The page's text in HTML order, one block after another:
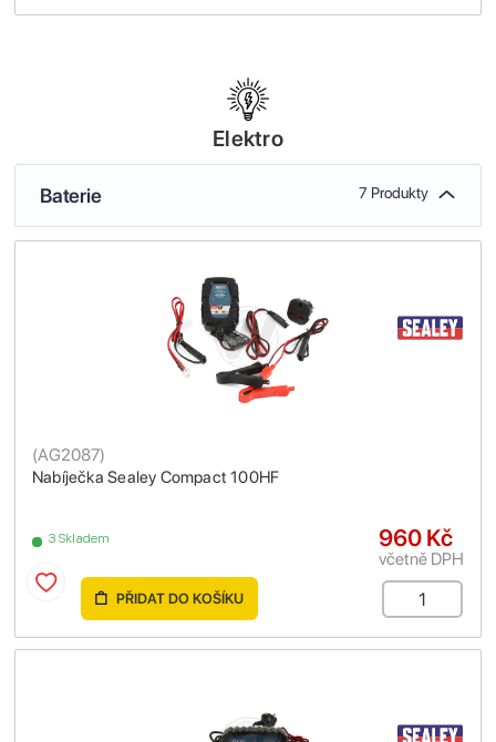
Elektro
Baterie 7 Produkty
Nabíječka Sealey Compact 100HF
(AG2087)
3 Skladem 960 Kč
včetně DPH
PŘIDAT DO KOŠÍKU